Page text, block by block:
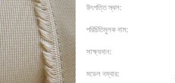
উৎপত্তি স্থল:
পরিচিতিমুলক নাম:
সাক্ষ্যদান:
মডেল নম্বার: